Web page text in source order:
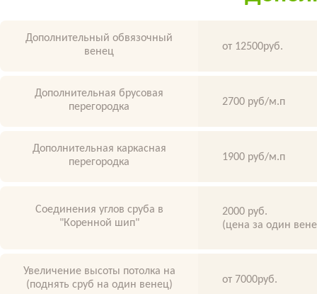
Дополнительный обвязочный
венец
от 12500руб.
Дополнительная брусовая
перегородка
2700 руб/м.п
Дополнительная каркасная
перегородка
1900 руб/м.п
Соединения углов сруба в
"Коренной шип"
2000 руб.
(цена за один
Увеличение высоты потолка на
(поднять сруб на один венец)
от 7000руб.